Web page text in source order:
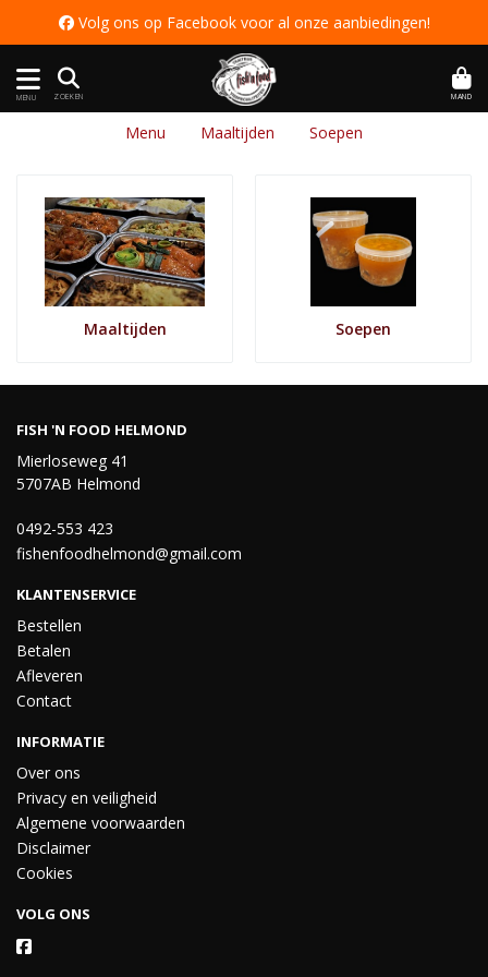
 Volg ons op Facebook voor al onze aanbiedingen!
MENU ZOEKEN MAND
Menu Maaltijden Soepen
Maaltijden Soepen
FISH 'N FOOD HELMOND
Mierloseweg 41
5707AB Helmond
0492-553 423
fishenfoodhelmond@gmail.com
KLANTENSERVICE
Bestellen
Betalen
Afleveren
Contact
INFORMATIE
Over ons
Privacy en veiligheid
Algemene voorwaarden
Disclaimer
Cookies
VOLG ONS